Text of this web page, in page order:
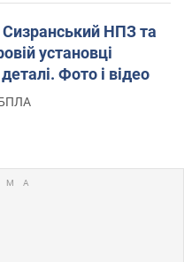
Сизранський НПЗ та
установці
Фото і відео
БПЛА